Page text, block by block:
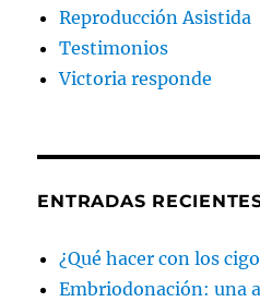
Reproducción Asistida
Testimonios
Victoria responde
ENTRADAS
¿Qué hacer con los
Embriodonación: una